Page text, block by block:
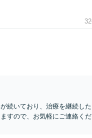
続いており、治療を継続し
すので、お気軽にご連絡く